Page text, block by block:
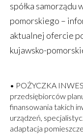
spółka samorządu
pomorskiego –
aktualnej ofercie
kujawsko-
• POŻYCZKA
przedsiębiorców
finansowania takich
urządzeń,
adaptacja